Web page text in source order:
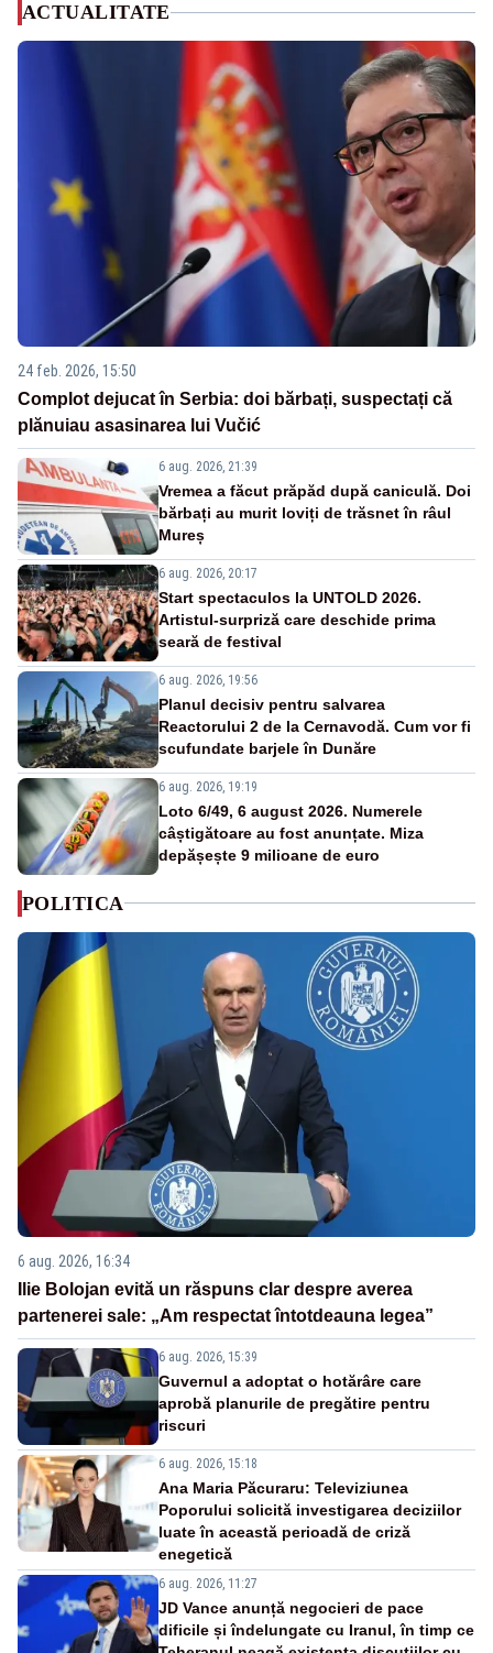
ACTUALITATE
24 feb. 2026, 15:50
Complot dejucat în Serbia: doi bărbați, suspectați că
plănuiau asasinarea lui Vučić
6 aug. 2026, 21:39
Vremea a făcut prăpăd după caniculă. Doi
bărbați au murit loviți de trăsnet în râul
Mureș
6 aug. 2026, 20:17
Start spectaculos la UNTOLD 2026.
Artistul-surpriză care deschide prima
seară de festival
6 aug. 2026, 19:56
Planul decisiv pentru salvarea
Reactorului 2 de la Cernavodă. Cum vor fi
scufundate barjele în Dunăre
6 aug. 2026, 19:19
Loto 6/49, 6 august 2026. Numerele
câștigătoare au fost anunțate. Miza
depășește 9 milioane de euro
POLITICA
6 aug. 2026, 16:34
Ilie Bolojan evită un răspuns clar despre averea
partenerei sale: „Am respectat întotdeauna legea”
6 aug. 2026, 15:39
Guvernul a adoptat o hotărâre care
aprobă planurile de pregătire pentru
riscuri
6 aug. 2026, 15:18
Ana Maria Păcuraru: Televiziunea
Poporului solicită investigarea deciziilor
luate în această perioadă de criză
enegetică
6 aug. 2026, 11:27
JD Vance anunță negocieri de pace
dificile și îndelungate cu Iranul, în timp ce